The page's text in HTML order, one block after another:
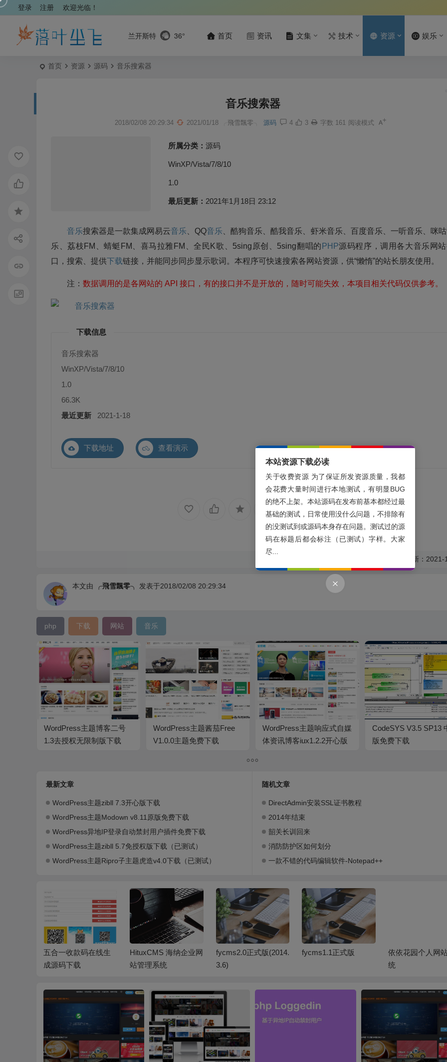
欢迎光临！
登录 注册
兰开斯特 36° 首页 资讯 文集 技术 资源 娱乐
首页 资源 源码 音乐搜索器
音乐搜索器
2018/02/08 20:29:34 2021/01/18 ╭飛雪飄零╮ 源码 4 3 字数 161 阅读模式
所属分类： 源码
WinXP/Vista/7/8/10
1.0
最后更新： 2021年1月18日 23:12
音乐搜索器是一款集成网易云音乐 、QQ音乐 、酷狗音乐、酷我音乐、虾米音乐、百度音乐、一听音乐、咪
乐、荔枝FM、蜻蜓FM、喜马拉雅FM、全民K歌、5sing原创、5sing翻唱的 PHP源码程序，调用各大音乐网
口，搜索、提供下载链接，并能同步同步显示歌词。本程序可快速搜索各网站资源，供“懒惰”的站长朋友使用。
注： 数据调用的是各网站的 API 接口，有的接口并不是开放的，随时可能失效，本项目相关代码仅供参考。
下载信息
音乐搜索器
WinXP/Vista/7/8/10
1.0
66.3K
最近更新
2021-1-18
下载地址 查看演示
最后更新：2021-
本文由 ╭飛雪飄零╮ 发表于2018/02/08 20:29:34
php 下载 网站 音乐
WordPress主题博客二号
1.3去授权无限制版下载
WordPress主题酱茄Free
V1.0.0主题免费下载
WordPress主题响应式自媒
体资讯博客iux1.2.2开心版
CodeSYS V3.5 SP13
版免费下载
最新文章
WordPress主题zibll 7.3开心版下载
WordPress主题Modown v8.11原版免费下载
WordPress异地IP登录自动禁封用户插件免费下载
WordPress主题zibll 5.7免授权版下载（已测试）
WordPress主题Ripro子主题虎造v4.0下载（已测试）
随机文章
DirectAdmin安装SSL证书教程
2014年结束
韶关长训回来
消防防护区如何划分
一款不错的代码编辑软件-Notepad++
五合一收款码在线生
成源码下载
HituxCMS 海纳企业网
站管理系统
fycms2.0正式版(2014.
3.6)
fycms1.1正式版
依依花园个人网
统
本站资源下载必读
关于收费资源 为了保证所发资源质量，我都
会花费大量时间进行本地测试，有明显BUG
的绝不上架。本站源码在发布前基本都经过最
基础的测试，日常使用没什么问题，不排除有
的没测试到或源码本身存在问题。测试过的源
码在标题后都会标注（已测试）字样。大家
尽...